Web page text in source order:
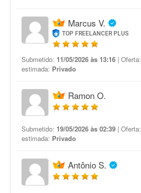
Marcus V.
TOP FREELANCER PLUS
Submetido: 11/05/2026 às 13:16 | Oferta:
estimada: Privado
Ramon O.
Submetido: 19/05/2026 às 02:39 | Oferta:
estimada: Privado
Antônio S.